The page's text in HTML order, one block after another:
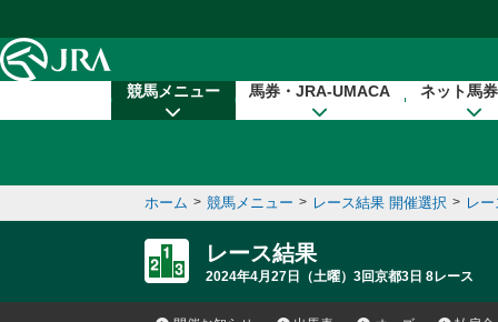
競馬メニュー 馬券・JRA-UMACA ネット馬
ホーム > 競馬メニュー > レース結果 開催選択 > レ
レース結果
2024年4月27日（土曜）3回京都3日 8レース